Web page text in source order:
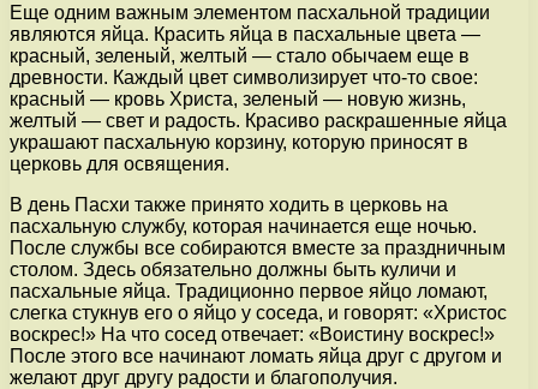
Еще одним важным элементом пасхальной традиции
являются яйца. Красить яйца в пасхальные цвета —
красный, зеленый, желтый — стало обычаем еще в
древности. Каждый цвет символизирует что-то свое:
красный — кровь Христа, зеленый — новую жизнь,
желтый — свет и радость. Красиво раскрашенные яйца
украшают пасхальную корзину, которую приносят в
церковь для освящения.
В день Пасхи также принято ходить в церковь на
пасхальную службу, которая начинается еще ночью.
После службы все собираются вместе за праздничным
столом. Здесь обязательно должны быть куличи и
пасхальные яйца. Традиционно первое яйцо ломают,
слегка стукнув его о яйцо у соседа, и говорят: «Христос
воскрес!» На что сосед отвечает: «Воистину воскрес!»
После этого все начинают ломать яйца друг с другом и
желают друг другу радости и благополучия.